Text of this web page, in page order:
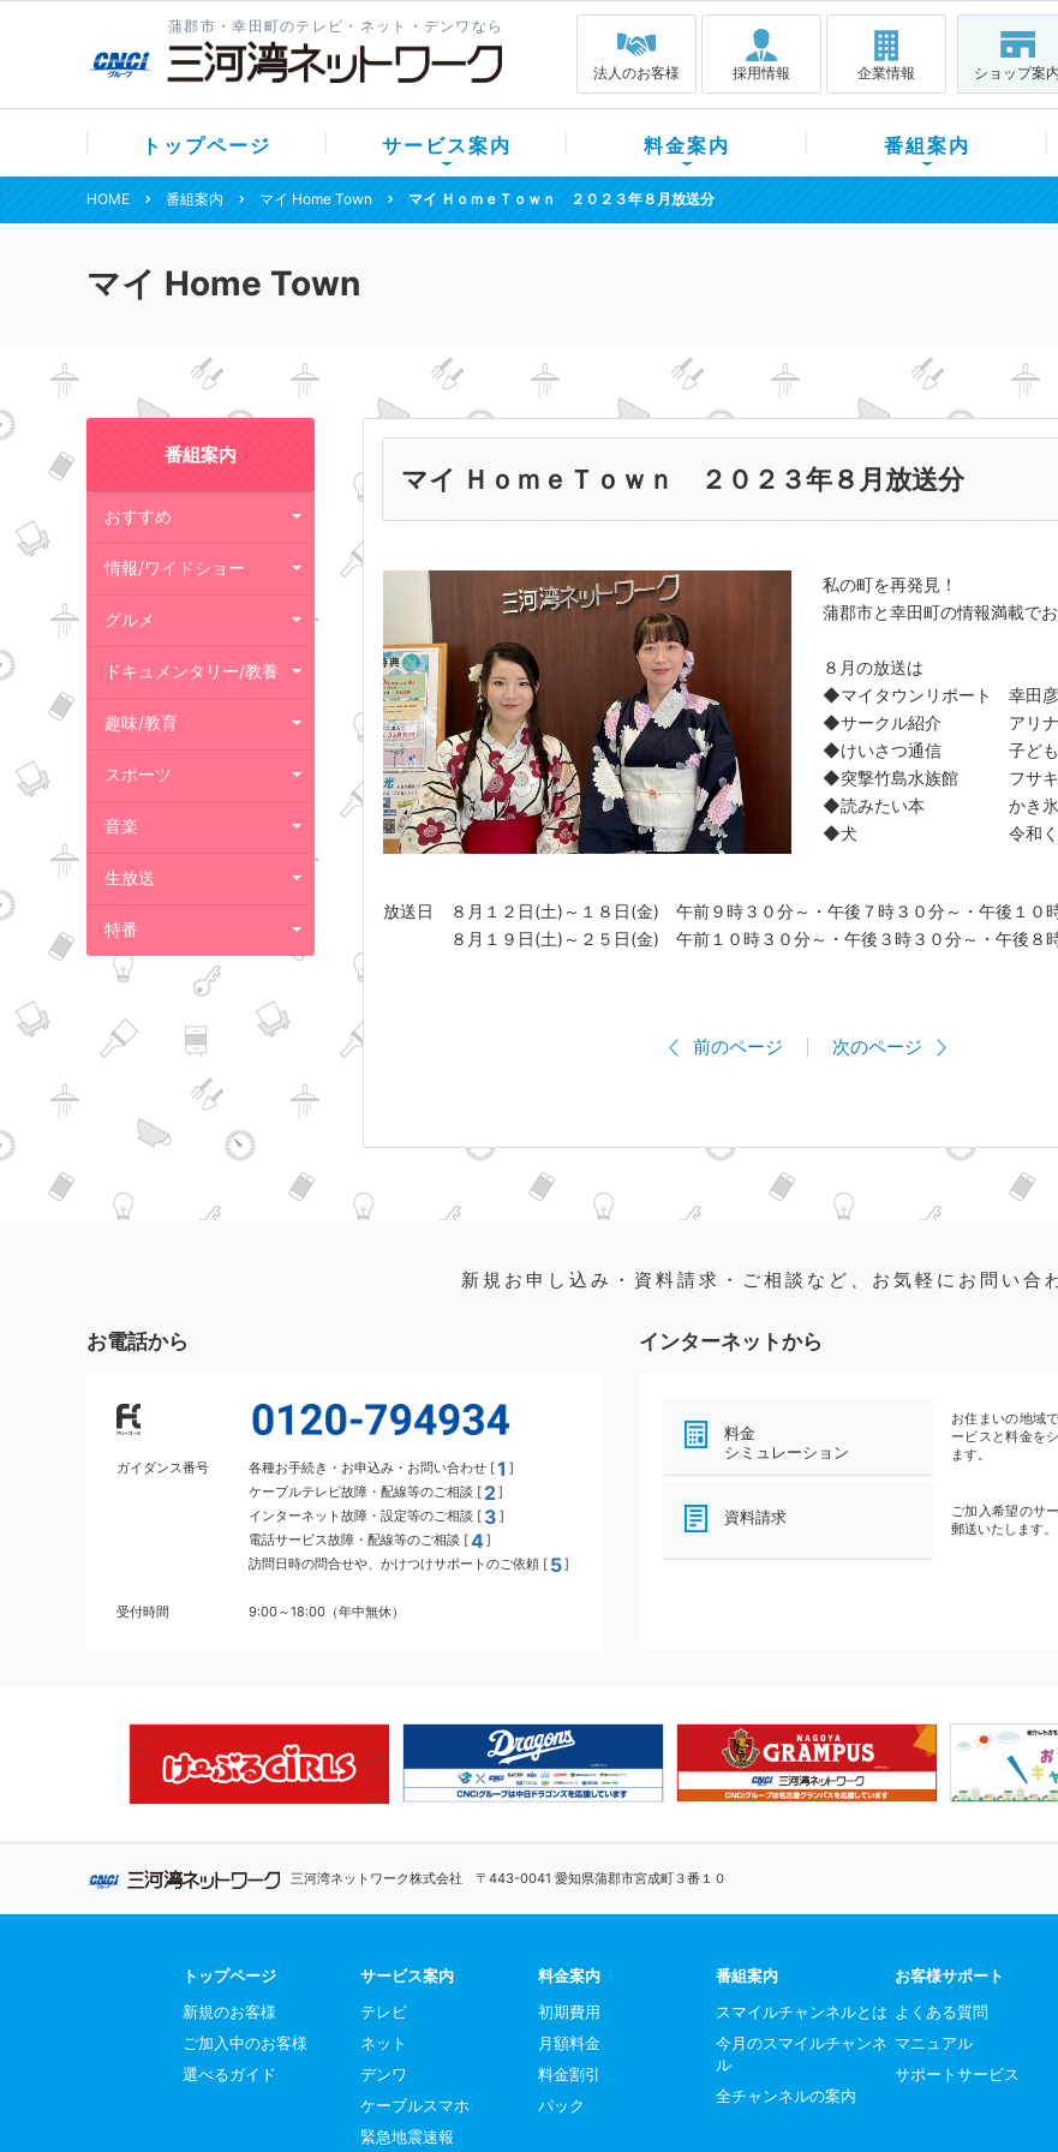
蒲郡市・幸田町のテレビ・ネット・デンワなら
法人のお客様 採用情報 企業情報 ショップ案内
トップページ サービス案内 料金案内 番組案内
HOME 番組案内 マイ Home Town マイ ＨｏｍｅＴｏｗｎ ２０２３年８月放送分
マイ Home Town
番組案内
おすすめ
情報/ワイドショー
グルメ
ドキュメンタリー/教養
趣味/教育
スポーツ
音楽
生放送
特番
マイ ＨｏｍｅＴｏｗｎ ２０２３年８月放送分
私の町を再発見！
蒲郡市と幸田町の情報満載で
８月の放送は
◆マイタウンリポート 幸田彦
◆サークル紹介 アリナバ
◆けいさつ通信 子どもと
◆突撃竹島水族館 フサキ
◆読みたい本 かき氷
◆犬 令和くん（蒲
放送日 ８月１２日(土)～１８日(金) 午前９時３０分～・午後７時３０分～・午後１０
８月１９日(土)～２５日(金) 午前１０時３０分～・午後３時３０分～・午後８
前のページ 次のページ
新規お申し込み・資料請求・ご相談など、お気軽にお問い合
お電話から
ガイダンス番号 各種お手続き・お申込み・お問い合わせ [1 ]
ケーブルテレビ故障・配線等のご相談 [ 2]
インターネット故障・設定等のご相談 [ 3 ]
電話サービス故障・配線等のご相談 [4]
訪問日時の問合せや、かけつけサポートのご依頼 [ 5]
受付時間 9:00～18:00（年中無休）
インターネットから
料金
シミュレーション
お住まいの地域
ービスと料金を
ます。
資料請求
ご加入希望のサ
郵送いたします。
三河湾ネットワーク株式会社 〒443-0041 愛知県蒲郡市宮成町３番１０
トップページ
新規のお客様
ご加入中のお客様
選べるガイド
サービス案内
テレビ
ネット
デンワ
ケーブルスマホ
緊急地震速報
料金案内
初期費用
月額料金
料金割引
パック
番組案内
スマイルチャンネルとは
今月のスマイルチャンネ
ル
全チャンネルの案内
お客様サポート
よくある質問
マニュアル
サポートサービス